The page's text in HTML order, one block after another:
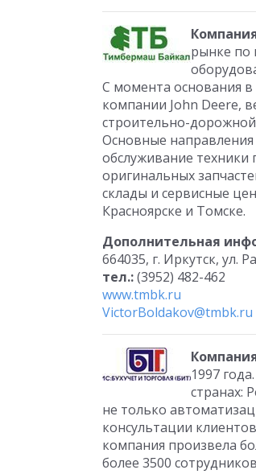
рынке по
С момента основания
компании John Deere,
строительно-
Основные направления
обслуживание техники
оригинальных
склады и сервисные
Красноярске и Томске.
Дополнительная
664035, г. Иркутск, ул.
тел.:(3952) 482-462
www.tmbk.ru
VictorBoldakov@tmbk.ru
1997
странах:
не только
консультации
компания произвела
более 3500